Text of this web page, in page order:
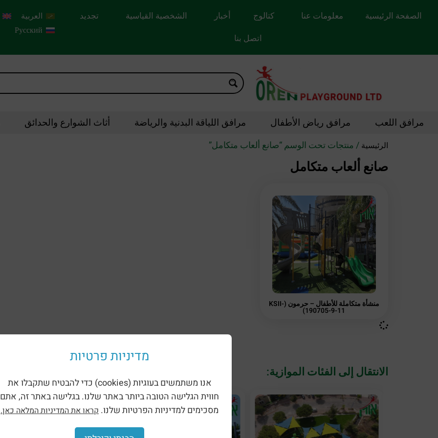
الصفحة الرئيسية معلومات عنا كتالوج أخبار الشخصية القياسية
تجديد
اتصل بنا
العربية
Русский
مرافق اللعب مرافق رياض الأطفال مرافق اللياقة البدنية والرياضة أثاث الشوارع والحدائق
الرئيسية / منتجات تحت الوسم “صانع ألعاب متكامل”
صانع ألعاب متكامل
منشأة متكاملة للأطفال – حرمون (KSII-
190705-9-11)
الانتقال إلى الفئات الموازية:
מדיניות פרטיות
אנו משתמשים בעוגיות (cookies) כדי להבטיח שתקבלו את
חווית הגלישה הטובה ביותר באתר שלנו. בגלישה באתר זה, אתם
מסכימים למדיניות הפרטיות שלנו. קראו את המדיניות המלאה כאן.